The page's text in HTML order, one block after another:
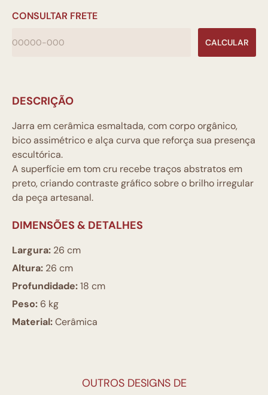
CONSULTAR FRETE
CALCULAR
DESCRIÇÃO
Jarra em cerâmica esmaltada, com corpo orgânico,
bico assimétrico e alça curva que reforça sua presença
escultórica.
A superfície em tom cru recebe traços abstratos em
preto, criando contraste gráfico sobre o brilho irregular
da peça artesanal.
DIMENSÕES & DETALHES
Largura: 26 cm
Altura: 26 cm
Profundidade:18 cm
Peso: 6 kg
Material:Cerâmica
OUTROS DESIGNS DE